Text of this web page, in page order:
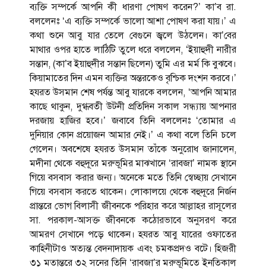
ব্যক্তি সম্পর্কে আপনি কী ধারণা পোষণ করেন?’ কা’ব রা.
বললেনঃ ‘এ ব্যক্তি সম্পর্কে ভালো আশা পোষণ করা যায়।’ এ
কথা শুনে আবু যার তেলে বেগুনে জ্বলে উঠলেন। কা’বের
মাথার ওপর হাতে লাঠিটি তুলে ধরে বললেন, ‘ইয়াহুদী নারীর
সন্তান, (কা’ব ইয়াহুদীর সন্তান ছিলেন) তুমি এর মর্ম কি বুঝবে।
কিয়ামাতের দিন এমন ব্যক্তির অন্তরকেও বৃশ্চিক দংশন করবে।’
হযরত উসমান শেষ পর্যন্ত আবু যারকে বললেন, ‘আপনি আমার
কাছে থাকুন, দুগ্ধবতী উটনী প্রতিদিন সকাল সন্ধ্যায় আপনার
দরজায় হাজির হবে।’ জবাবে তিনি বললেনঃ ‘তোমার এ
দুনিয়ার কোন প্রয়োজন আমার নেই।’ এ কথা বলে তিনি চলে
গেলেন। অবশেষে হযরত উসমান তাঁকে অনুরোধ জানালেন,
মদীনা থেকে বহুদূরে মরুভূমির মাঝখানে ‘রাবজা’ নামক স্থানে
গিয়ে বসবাস করার জন্য। অনেকে মতে তিনি স্বেচ্ছায় সেখানে
গিয়ে বসবাস করতে থাকেন। লোকালয়ে থেকে বহুদূরে নির্জন
প্রান্তরে ভোগ বিলাসী জীবনকে পরিহার করে আল্লাহর রাসূলের
সা. পরকাল-আসক্ত জীবনকে কঠোরভাবে অনুসরণ করে
আমরণ সেখানে পড়ে থাকেন। হযরত আবু যারের ওফাতের
কাহিনীটাও অত্যন্ত বেদনাদায়ক এবং চমকপ্রদও বটে। হিজরী
৩১ মতান্তরে ৩২ সনের তিনি ‘রাবজা’র মরুভূমিতে ইনতিকাল